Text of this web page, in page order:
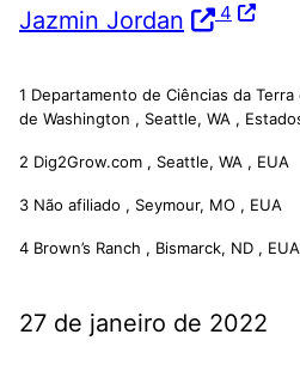
Jazmin Jordan
4
1 Departamento de Ciências da
de Washington , Seattle, WA ,
2 Dig2Grow.com , Seattle, WA , EUA
3 Não afiliado , Seymour, MO , EUA
4 Brown’s Ranch , Bismarck, ND , EUA
27 de janeiro de 2022